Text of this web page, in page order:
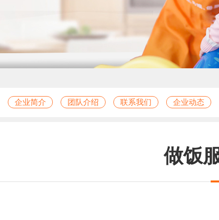
企业简介 团队介绍 联系我们 企业动态
做饭